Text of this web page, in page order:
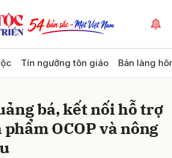
Tín ngưỡng tôn giáo Bản làng
bá, kết nối hỗ trợ
OCOP và nông